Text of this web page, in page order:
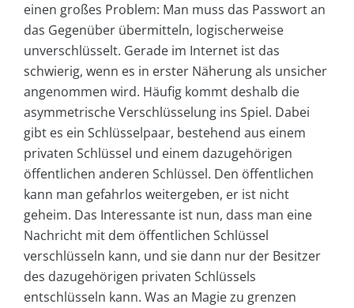
einen großes Problem: Man muss das Passwort an
das Gegenüber übermitteln, logischerweise
unverschlüsselt. Gerade im Internet ist das
schwierig, wenn es in erster Näherung als unsicher
angenommen wird. Häufig kommt deshalb die
asymmetrische Verschlüsselung ins Spiel. Dabei
gibt es ein Schlüsselpaar, bestehend aus einem
privaten Schlüssel und einem dazugehörigen
öffentlichen anderen Schlüssel. Den öffentlichen
kann man gefahrlos weitergeben, er ist nicht
geheim. Das Interessante ist nun, dass man eine
Nachricht mit dem öffentlichen Schlüssel
verschlüsseln kann, und sie dann nur der Besitzer
des dazugehörigen privaten Schlüssels
entschlüsseln kann. Was an Magie zu grenzen